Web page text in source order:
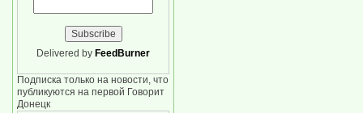
Delivered by FeedBurner
Подписка только на новости, что
публикуются на первой Говорит
Донецк